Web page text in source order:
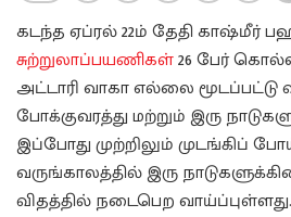
கடந்த ஏப்ரல் 22ம் தேதி காஷ்மீர்
சுற்றுலாப்பயணிகள்26 பேர்
அட்டாரி வாகா எல்லை மூடப்பட்டு
போக்குவரத்து மற்றும் இரு
இப்போது முற்றிலும் முடங்கிப்
வருங்காலத்தில் இரு
விதத்தில் நடைபெற வாய்ப்புள்ளது.